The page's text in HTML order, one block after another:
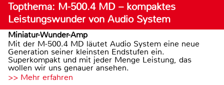
Topthema: M-500.4 MD – kompaktes
Leistungswunder von Audio System
Miniatur-Wunder-Amp
Mit der M-500.4 MD läutet Audio System eine neue
Generation seiner kleinsten Endstufen ein.
Superkompakt und mit jeder Menge Leistung, das
wollen wir uns genauer ansehen.
>> Mehr erfahren